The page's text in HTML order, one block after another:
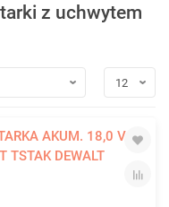
z uchwytem
AKUM. 18,0 V
TSTAK DEWALT